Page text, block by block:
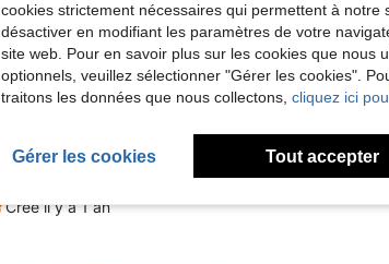
Créé il y a 1 an
5,34€
cookies strictement nécessaires qui permettent à notre
désactiver en modifiant les paramètres de votre
site web. Pour en savoir plus sur les cookies que nous
optionnels, veuillez sélectionner "Gérer les cookies".
traitons les données que nous collectons, cliquez ici
Gérer les cookies Tout accepter